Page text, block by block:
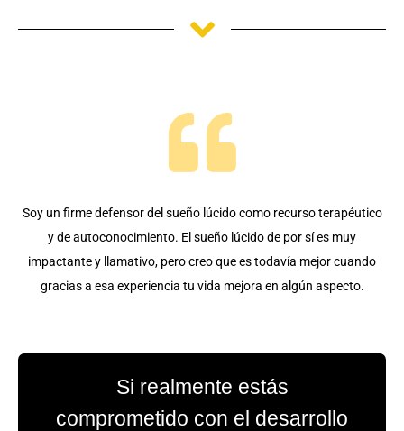
Soy un firme defensor del sueño lúcido como recurso terapéutico
y de autoconocimiento. El sueño lúcido de por sí es muy
impactante y llamativo, pero creo que es todavía mejor cuando
gracias a esa experiencia tu vida mejora en algún aspecto.
Si realmente estás
comprometido con el desarrollo